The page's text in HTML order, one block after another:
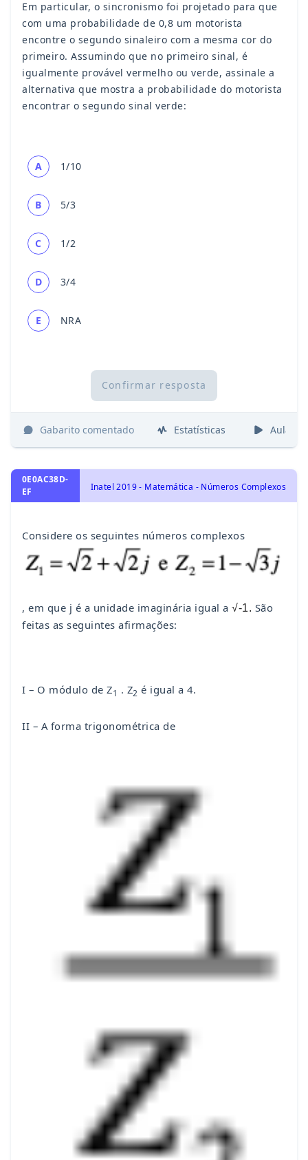
Em particular, o sincronismo foi projetado para que
com uma probabilidade de 0,8 um motorista
encontre o segundo sinaleiro com a mesma cor do
primeiro. Assumindo que no primeiro sinal, é
igualmente provável vermelho ou verde, assinale a
alternativa que mostra a probabilidade do motorista
encontrar o segundo sinal verde:
A 1/10
B 5/3
C 1/2
D 3/4
E NRA
Confirmar resposta
Gabarito comentado Estatísticas Aulas
0E0AC38D-
EF
Inatel 2019 - Matemática - Números Complexos
Considere os seguintes números complexos
, em que j é a unidade imaginária igual a √-1. São
feitas as seguintes afirmações:
I – O módulo de Z1 . Z2 é igual a 4.
II – A forma trigonométrica de